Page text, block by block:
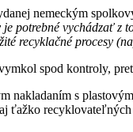
nemeckým
je potrebné vychádzať
recyklačné procesy
spod kontroly,
nakladaním s